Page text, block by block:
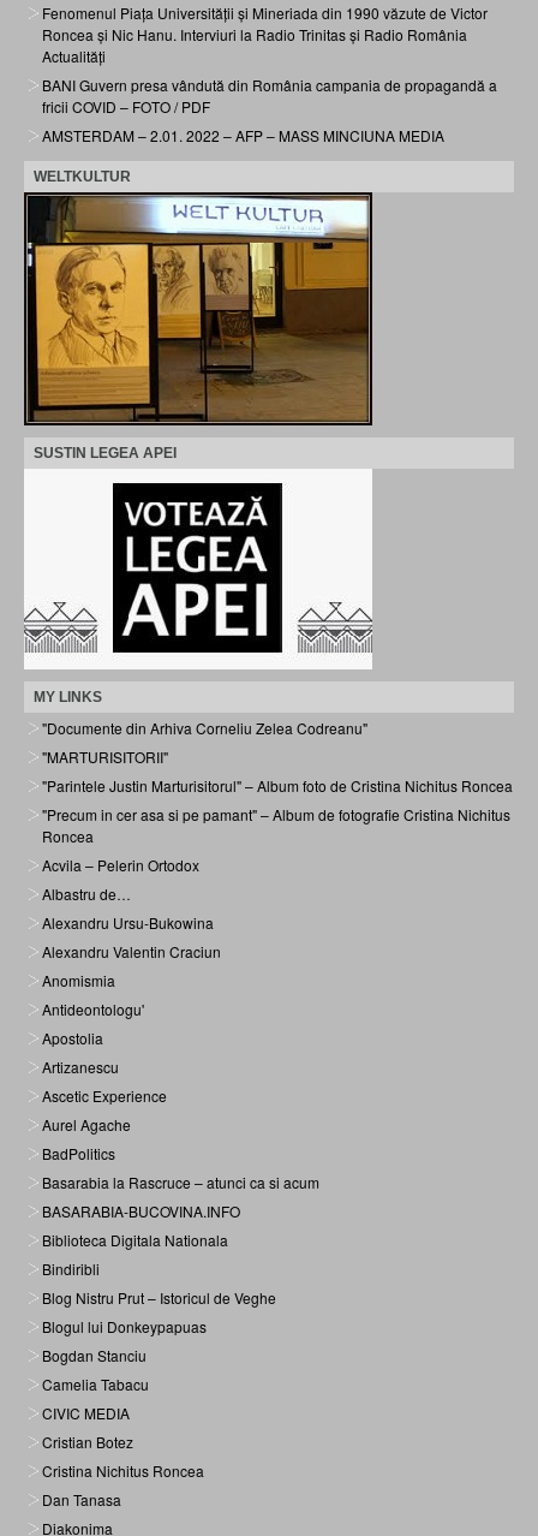
Fenomenul Piața Universității și Mineriada din 1990 văzute de Victor
Roncea și Nic Hanu. Interviuri la Radio Trinitas și Radio România
Actualități
BANI Guvern presa vândută din România campania de propagandă a
fricii COVID – FOTO / PDF
AMSTERDAM – 2.01. 2022 – AFP – MASS MINCIUNA MEDIA
WELTKULTUR
SUSTIN LEGEA APEI
MY LINKS
"Documente din Arhiva Corneliu Zelea Codreanu"
"MARTURISITORII"
"Parintele Justin Marturisitorul" – Album foto de Cristina Nichitus Roncea
"Precum in cer asa si pe pamant" – Album de fotografie Cristina Nichitus
Roncea
Acvila – Pelerin Ortodox
Albastru de…
Alexandru Ursu-Bukowina
Alexandru Valentin Craciun
Anomismia
Antideontologu'
Apostolia
Artizanescu
Ascetic Experience
Aurel Agache
BadPolitics
Basarabia la Rascruce – atunci ca si acum
BASARABIA-BUCOVINA.INFO
Biblioteca Digitala Nationala
Bindiribli
Blog Nistru Prut – Istoricul de Veghe
Blogul lui Donkeypapuas
Bogdan Stanciu
Camelia Tabacu
CIVIC MEDIA
Cristian Botez
Cristina Nichitus Roncea
Dan Tanasa
Diakonima